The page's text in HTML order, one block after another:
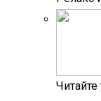
Читайте